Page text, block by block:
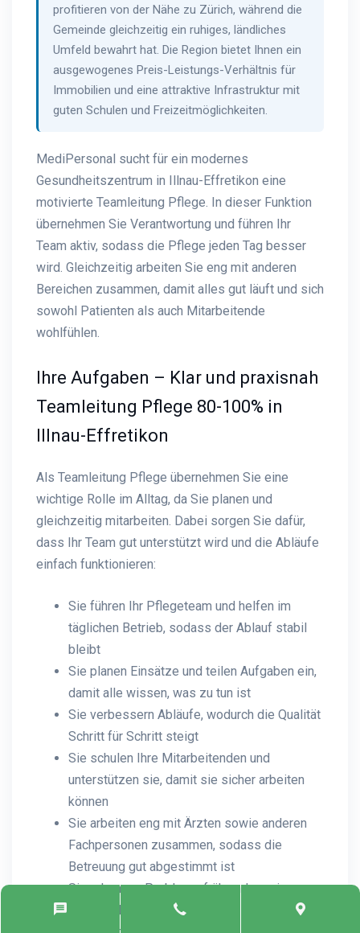
profitieren von der Nähe zu Zürich, während die
Gemeinde gleichzeitig ein ruhiges, ländliches
Umfeld bewahrt hat. Die Region bietet Ihnen ein
ausgewogenes Preis-Leistungs-Verhältnis für
Immobilien und eine attraktive Infrastruktur mit
guten Schulen und Freizeitmöglichkeiten.
MediPersonal sucht für ein modernes
Gesundheitszentrum in Illnau-Effretikon eine
motivierte Teamleitung Pflege. In dieser Funktion
übernehmen Sie Verantwortung und führen Ihr
Team aktiv, sodass die Pflege jeden Tag besser
wird. Gleichzeitig arbeiten Sie eng mit anderen
Bereichen zusammen, damit alles gut läuft und sich
sowohl Patienten als auch Mitarbeitende
wohlfühlen.
Ihre Aufgaben – Klar und praxisnah
Teamleitung Pflege 80-100% in
Illnau-Effretikon
Als Teamleitung Pflege übernehmen Sie eine
wichtige Rolle im Alltag, da Sie planen und
gleichzeitig mitarbeiten. Dabei sorgen Sie dafür,
dass Ihr Team gut unterstützt wird und die Abläufe
einfach funktionieren:
Sie führen Ihr Pflegeteam und helfen im
täglichen Betrieb, sodass der Ablauf stabil
bleibt
Sie planen Einsätze und teilen Aufgaben ein,
damit alle wissen, was zu tun ist
Sie verbessern Abläufe, wodurch die Qualität
Schritt für Schritt steigt
Sie schulen Ihre Mitarbeitenden und
unterstützen sie, damit sie sicher arbeiten
können
Sie arbeiten eng mit Ärzten sowie anderen
Fachpersonen zusammen, sodass die
Betreuung gut abgestimmt ist
Sie erkennen Probleme früh und reagieren
schnell, damit keine grösseren